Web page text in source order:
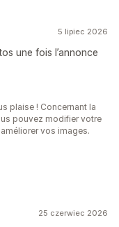
5 lipiec 2026
une fois l’annonce
plaise ! Concernant la
pouvez modifier votre
vos images.
25 czerwiec 2026